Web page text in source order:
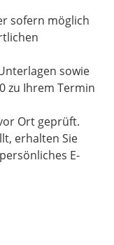
sofern möglich
sowie
zu Ihrem Termin
Ort geprüft.
erhalten Sie
E-